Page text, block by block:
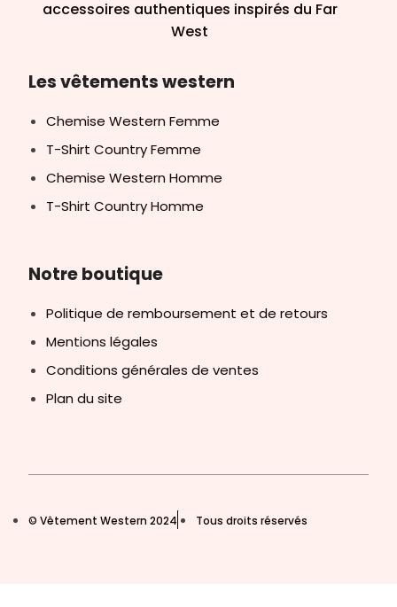
accessoires authentiques inspirés du Far
West
Les vêtements western
Chemise Western Femme
T-Shirt Country Femme
Chemise Western Homme
T-Shirt Country Homme
Notre boutique
Politique de remboursement et de retours
Mentions légales
Conditions générales de ventes
Plan du site
© Vêtement Western 2024 Tous droits réservés